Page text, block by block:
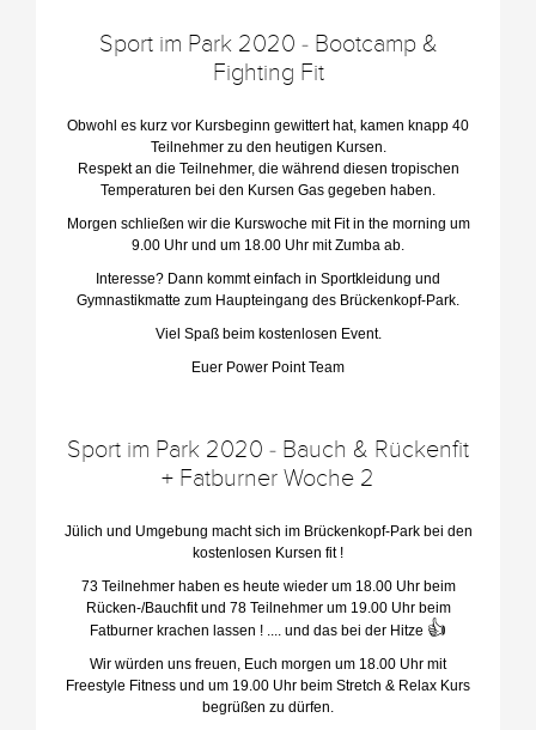
Sport im Park 2020 - Bootcamp &
Fighting Fit
Obwohl es kurz vor Kursbeginn gewittert hat, kamen knapp 40
Teilnehmer zu den heutigen Kursen.
Respekt an die Teilnehmer, die während diesen tropischen
Temperaturen bei den Kursen Gas gegeben haben.
Morgen schließen wir die Kurswoche mit Fit in the morning um
9.00 Uhr und um 18.00 Uhr mit Zumba ab.
Interesse? Dann kommt einfach in Sportkleidung und
Gymnastikmatte zum Haupteingang des Brückenkopf-Park.
Viel Spaß beim kostenlosen Event.
Euer Power Point Team
Sport im Park 2020 - Bauch & Rückenfit
+ Fatburner Woche 2
Jülich und Umgebung macht sich im Brückenkopf-Park bei den
kostenlosen Kursen fit !
73 Teilnehmer haben es heute wieder um 18.00 Uhr beim
Rücken-/Bauchfit und 78 Teilnehmer um 19.00 Uhr beim
Fatburner krachen lassen ! .... und das bei der Hitze 👍
Wir würden uns freuen, Euch morgen um 18.00 Uhr mit
Freestyle Fitness und um 19.00 Uhr beim Stretch & Relax Kurs
begrüßen zu dürfen.